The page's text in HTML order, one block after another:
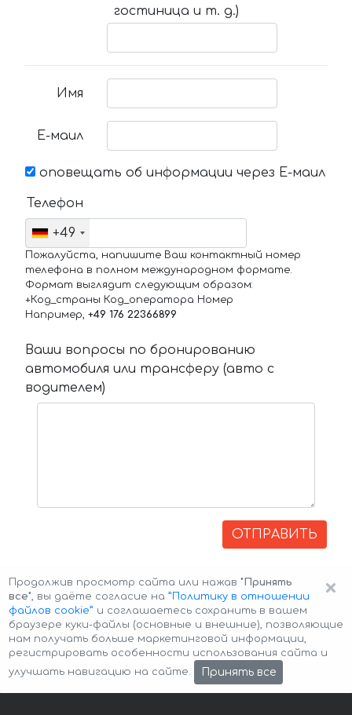
гостиница и т. д.)
Имя
Е-маил
оповещать об информации через Е-маил
Телефон
+49
Пожалуйста, напишите Ваш контактный номер
телефона в полном международном формате.
Формат выглядит следующим образом:
+Код_страны Код_оператора Номер
Например, +49 176 22366899
Ваши вопросы по бронированию
автомобиля или трансферу (авто с
водителем)
ОТПРАВИТЬ
Авторские права © 2026 Авто-Аренда Cookie Policy
×
Продолжив просмотр сайта или нажав "Принять
все", вы даёте согласие на ”Политику в отношении
файлов cookie” и соглашаетесь сохранить в вашем
браузере куки-файлы (основные и внешние), позволяющие
нам получать больше маркетинговой информации,
регистрировать особенности использования сайта и
улучшать навигацию на сайте.
Принять все